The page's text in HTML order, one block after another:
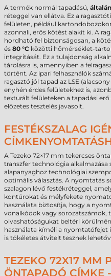
A termék normál tapadású,
réteggel van ellátva. Ez a
felületen, például
azonnali, erős kötést alakít ki. A
hordható fel biztonságosan, a
és 80 °C közötti hőmérséklet-
integritását. Ez a tulajdonság
tárolásra is, amennyiben a
történt. Az ipari felhasználók
ragasztó jól tapad az LSE
enyhén érdes felületekhez is,
texturált felületeken a tapadási
előzetes tesztelés javasolt.
FESTÉKSZALAG
A Tezeko 72×17 mm tekercses
transzfer technológia alkalmazása
alapanyaghoz technológiai
optimális választás. A nyomtatás
szalagon lévő festékréteggel,
kontúrokat és mélyfekete
használata biztosítja, hogy a
vonalkódok vagy sorozatszámok,
olvashatóságukat beltéri
használata kíméli a nyomtatófejet
is tökéletes átvitelt tesznek
TEZEKO 72X17 MM
ÖNTAPADÓ CÍMKE